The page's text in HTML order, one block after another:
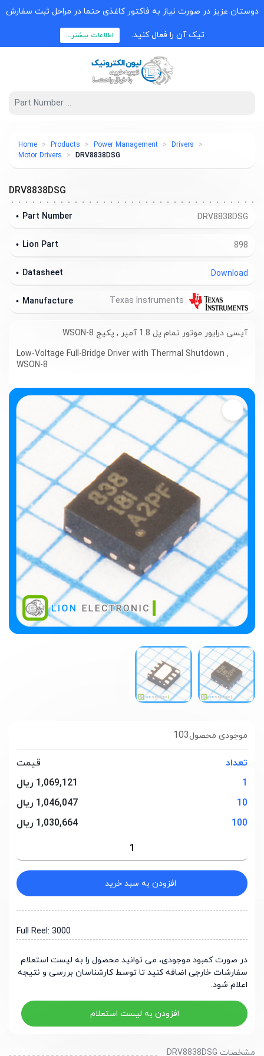
دوستان عزیز در صورت نیاز به فاکتور کاغذی حتما در مراحل ثبت سفارش
تیک آن را فعال کنید. اطلاعات بیشتر...
Home Products Power Management
Drivers
Motor Drivers
DRV8838DSG
103موجودی محصول
تعداد
قیمت
1
1,069,121 ریال
10
1,046,047 ریال
100
1,030,664 ریال
افزودن به سبد خرید
Full Reel: 3000
در صورت کمبود موجودی، می توانید محصول را به لیست استعلام
سفارشات خارجی اضافه کنید تا توسط کارشناسان بررسی و نتیجه
اعلام شود.
افزودن به لیست استعلام
DRV8838DSG
DRV8838DSG
Part Number
898
Lion Part
Download
Datasheet
Manufacture
آیسی درایور موتور تمام پل 1.8 آمپر , پکیج WSON-8
Low-Voltage Full-Bridge Driver with Thermal Shutdown ,
WSON-8
مشخصات DRV8838DSG